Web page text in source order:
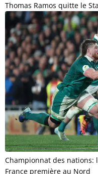
Thomas Ramos quitte le
Championnat des
France première au Nord